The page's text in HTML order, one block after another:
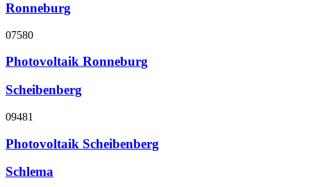
Ronneburg
07580
Photovoltaik Ronneburg
Scheibenberg
09481
Photovoltaik Scheibenberg
Schlema